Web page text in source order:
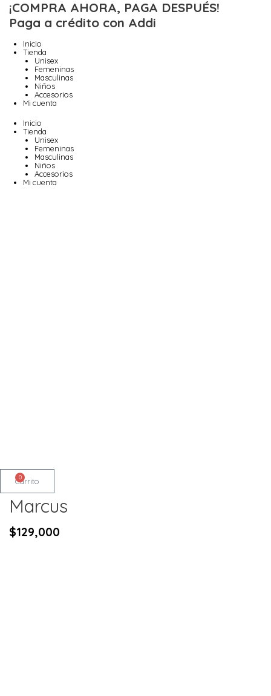
contenido
¡COMPRA AHORA, PAGA DESPUÉS!
Paga a crédito con Addi
Inicio
Tienda
Unisex
Femeninas
Masculinas
Niños
Accesorios
Mi cuenta
Inicio
Tienda
Unisex
Femeninas
Masculinas
Niños
Accesorios
Mi cuenta
0
Carrito
Marcus
$129,000